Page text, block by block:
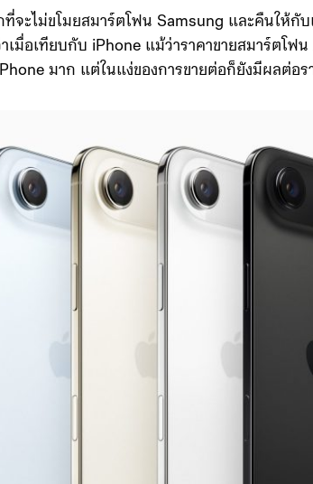
ที่จะไม่ขโมยสมาร์ตโฟน Samsung และคืนให้กับ
เมื่อเทียบกับ iPhone แม้ว่าราคาขายสมาร์ตโฟ
มาก แต่ในแง่ของการขายต่อก็ยังมีผลต่อ